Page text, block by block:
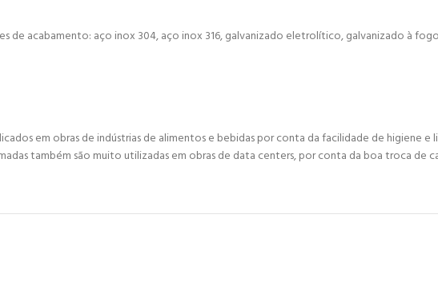
de acabamento: aço inox 304, aço inox 316, galvanizado eletrolítico, galvanizado à
em obras de indústrias de alimentos e bebidas por conta da facilidade de higiene e
também são muito utilizadas em obras de data centers, por conta da boa troca de